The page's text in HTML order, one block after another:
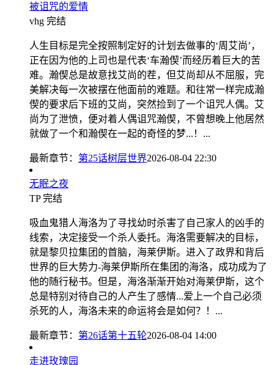
被诅咒的爱情
vhg 完结
人生目标是完全按照制定好的计划去做事的‘周艾尚’，
正在因为他的上司也是代表‘车瀚偰’而经历着巨大的苦
难。瀚偰总是故意找艾尚的茬，但艾尚却从不屈服，完
美解决每一次被摆在他面前的难题。和往常一样完成瀚
偰的要求后下班的艾尚，突然捡到了一个诅咒人偶。艾
尚为了泄愤，便对着人偶诅咒瀚偰，不曾想晚上他居然
就做了一个和瀚偰在一起的奇怪的梦...！...
最新章节： 第25话树层世界2026-08-04 22:30
无眠之夜
TP 完结
吸血鬼猎人海洛为了寻找幼时杀害了自己家人的凶手的
线索，决定接受一个杀人委托。海洛需要解决的目标，
就是黎贝拉集团的首脑，海莱伊斯。进入了政界和背后
世界的巨大势力-海莱伊斯所在集团的海洛，成功成为了
他的随行秘书。但是，海洛渐渐开始对海莱伊斯，这个
总是特别对待自己的人产生了感情...爱上一个自己必须
杀死的人，海洛未来的命运将会是如何？！...
最新章节： 第26话第十五轮2026-08-04 14:00
走进玫瑰园